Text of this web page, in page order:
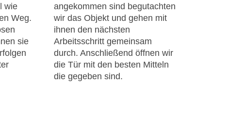
wie
Weg.
sie
angekommen sind begutachten
wir das Objekt und gehen mit
ihnen den nächsten
Arbeitsschritt gemeinsam
durch. Anschließend öffnen wir
die Tür mit den besten Mitteln
die gegeben sind.